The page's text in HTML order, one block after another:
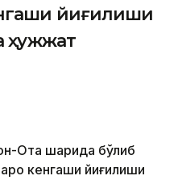
йиғилиши
ҳужжат
Ота шаҳрида бўлиб
кенгаши йиғилиши